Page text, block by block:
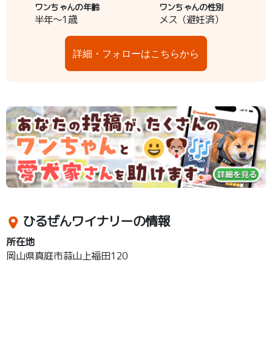
ワンちゃんの年齢
半年～1歳
ワンちゃんの性別
メス（避妊済）
詳細・フォローはこちらから
ひるぜんワイナリーの情報
所在地
岡山県真庭市蒜山上福田120